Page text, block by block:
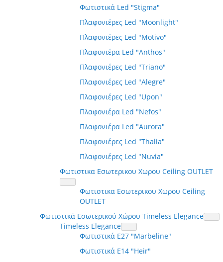
Φωτιστικά Led "Stigma"
Πλαφονιέρες Led "Moonlight"
Πλαφονιέρες Led "Motivo"
Πλαφονιέρα Led "Anthos"
Πλαφονιέρες Led "Triano"
Πλαφονιέρες Led "Alegre"
Πλαφονιέρες Led "Upon"
Πλαφονιέρα Led "Nefos"
Πλαφονιέρα Led "Aurora"
Πλαφονιέρες Led "Thalia"
Πλαφονιέρες Led "Nuvia"
Φωτιστικα Εσωτερικου Χωρου Ceiling OUTLET
Φωτιστικα Εσωτερικου Χωρου Ceiling
OUTLET
Φωτιστικά Εσωτερικού Χώρου Timeless Elegance
Timeless Elegance
Φωτιστικά E27 "Marbeline"
Φωτιστικά E14 "Heir"